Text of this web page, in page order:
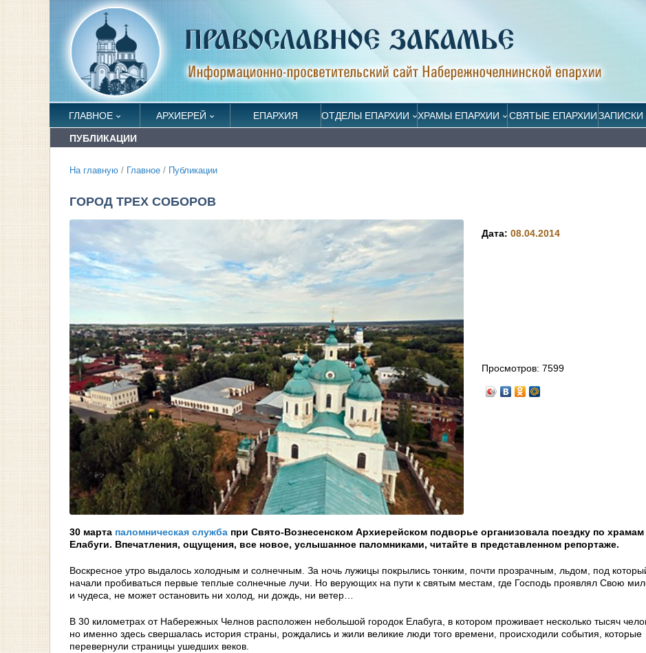
ГЛАВНОЕ АРХИЕРЕЙ ЕПАРХИЯ ОТДЕЛЫ ЕПАРХИИ ХРАМЫ ЕПАРХИИ СВЯТЫЕ ЕПАРХИИ
ПУБЛИКАЦИИ
На главную / Главное / Публикации
ГОРОД ТРЕХ СОБОРОВ
Дата:08.04.2014
Просмотров:7599
30 марта паломническая служба при Свято-Вознесенском Архиерейском подворье организовала поездку по храмам
Елабуги. Впечатления, ощущения, все новое, услышанное паломниками, читайте в представленном репортаже.
Воскресное утро выдалось холодным и солнечным. За ночь лужицы покрылись тонким, почти прозрачным, льдом, под
начали пробиваться первые теплые солнечные лучи. Но верующих на пути к святым местам, где Господь проявлял Свою
и чудеса, не может остановить ни холод, ни дождь, ни ветер…
В 30 километрах от Набережных Челнов расположен небольшой городок Елабуга, в котором проживает несколько тысяч
но именно здесь свершалась история страны, рождались и жили великие люди того времени, происходили события, которые
перевернули страницы ушедших веков.